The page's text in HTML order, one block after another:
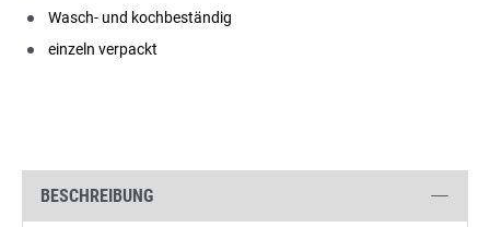
Wasch- und kochbeständig
einzeln verpackt
BESCHREIBUNG